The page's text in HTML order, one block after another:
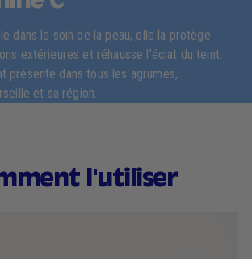
dans le soin de la peau, elle la protège
extérieures et réhausse l’éclat du teint.
présente dans tous les agrumes,
et sa région.
l'utiliser